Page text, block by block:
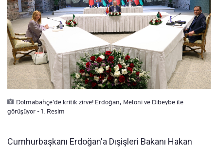
Dolmabahçe'de kritik zirve! Erdoğan, Meloni ve Dibeybe ile
görüşüyor - 1. Resim
Cumhurbaşkanı Erdoğan'a Dışişleri Bakanı Hakan